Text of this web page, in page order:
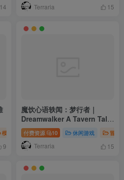
14 Terraria 15
模拟游戏 电脑游戏
9
魔饮心语轶闻：梦行者｜
Dreamwalker A Tavern Talk
Story｜官方中文｜3.36G｜免
安装
付费资源 10 休闲游戏 冒险
Terraria 15